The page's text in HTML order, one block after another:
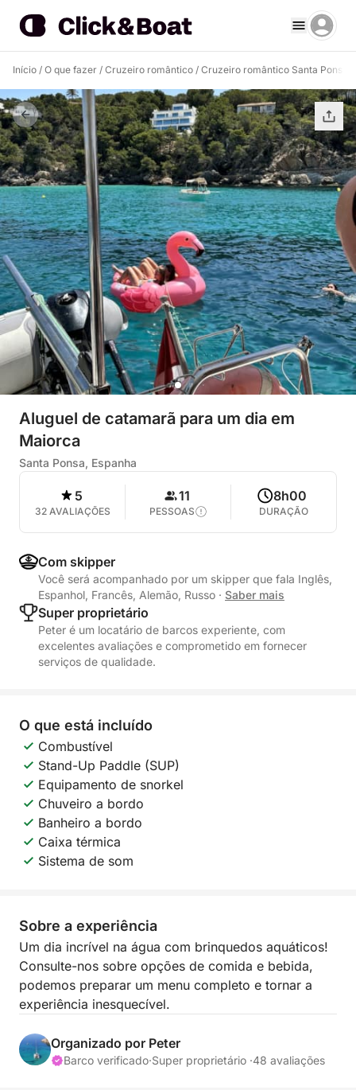
Início / O que fazer / Cruzeiro romântico / Cruzeiro romântico Santa Ponsa
Aluguel de catamarã para um dia em
Maiorca
Santa Ponsa, Espanha
5
32 AVALIAÇÕES
11
PESSOAS
8h00
DURAÇÃO
Com skipper
Você será acompanhado por um skipper que fala Inglês,
Espanhol, Francês, Alemão, Russo · Saber mais
Super proprietário
Peter é um locatário de barcos experiente, com
excelentes avaliações e comprometido em fornecer
serviços de qualidade.
O que está incluído
Combustível
Stand-Up Paddle (SUP)
Equipamento de snorkel
Chuveiro a bordo
Banheiro a bordo
Caixa térmica
Sistema de som
Sobre a experiência
Um dia incrível na água com brinquedos aquáticos!
Consulte-nos sobre opções de comida e bebida,
podemos preparar um menu completo e tornar a
experiência inesquecível.
Organizado por Peter
Barco verificado·Super proprietário ·48 avaliações